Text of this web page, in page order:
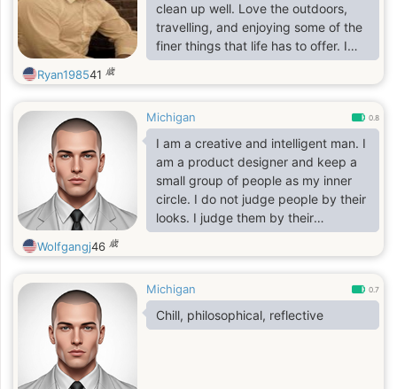
clean up well. Love the outdoors,
travelling, and enjoying some of the
finer things that life has to offer. I
like to spend time with my one and
only, holding hands, cuddling, and
nice cozy fire on a cold day. I am
loyal, faithful, and I will be your rock
that you can depend on
Ryan198541 歳
Michigan 0.8
I am a creative and intelligent man. I
am a product designer and keep a
small group of people as my inner
circle. I do not judge people by their
looks. I judge them by their
character and their actions.
Wolfgangj46 歳
Michigan 0.7
Chill, philosophical, reflective